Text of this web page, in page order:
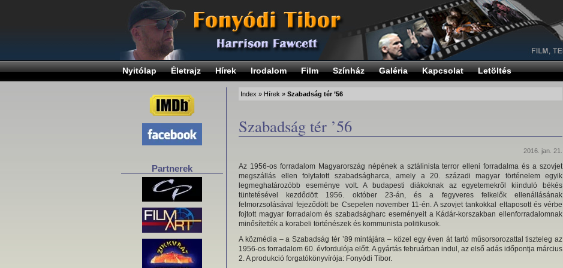
Nyitólap Életrajz Hírek Irodalom Film Színház Galéria Kapcsolat Letöltés
Partnerek
Index » Hírek » Szabadság tér ’56
Szabadság tér ’56
2016. jan. 21.
Az 1956-os forradalom Magyarország népének a sztálinista terror elleni forradalma és a szovjet
megszállás ellen folytatott szabadságharca, amely a 20. századi magyar történelem egyik
legmeghatározóbb eseménye volt. A budapesti diákoknak az egyetemekről kiinduló békés
tüntetésével kezdődött 1956. október 23-án, és a fegyveres felkelők ellenállásának
felmorzsolásával fejeződött be Csepelen november 11-én. A szovjet tankokkal eltaposott és vérbe
fojtott magyar forradalom és szabadságharc eseményeit a Kádár-korszakban ellenforradalomnak
minősítették a korabeli történészek és kommunista politikusok.
A közmédia – a Szabadság tér ’89 mintájára – közel egy éven át tartó műsorsorozattal tiszteleg az
1956-os forradalom 60. évfordulója előtt. A gyártás februárban indul, az első adás időpontja március
2. A produkció forgatókönyvírója: Fonyódi Tibor.